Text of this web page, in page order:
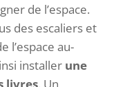
de l’espace.
des escaliers et
l’espace au-
installer une
livres. Un